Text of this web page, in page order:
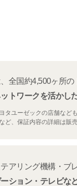
全国約4,500ヶ所
トワークを活かし
ユーゼックの店舗なども
、保証内容の詳細は販
アリング機構・ブ
ション・テレビな